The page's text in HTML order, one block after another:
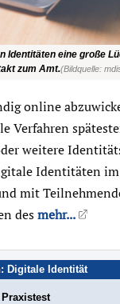
Identitäten eine große
zum Amt.(Bildquelle:
online
Verfahren
weitere
Identitäten
mit
desmehr...
Digitale Identität